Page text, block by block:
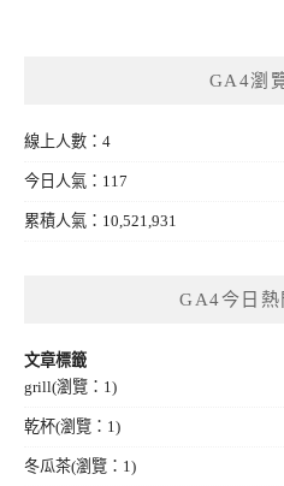
GA4瀏
線上人數：4
今日人氣：117
累積人氣：10,521,931
GA4今日熱
文章標籤
grill(瀏覽：1)
乾杯(瀏覽：1)
冬瓜茶(瀏覽：1)